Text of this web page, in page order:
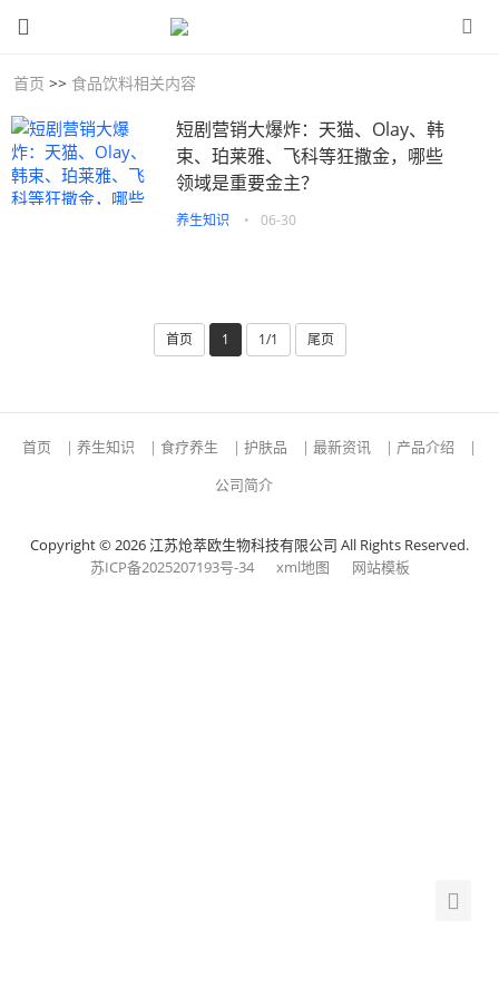
首页 >> 食品饮料相关内容
短剧营销大爆炸：天猫、Olay、韩
束、珀莱雅、飞科等狂撒金，哪些
领域是重要金主？
养生知识 • 06-30
首页 1 1/1 尾页
首页 | 养生知识 | 食疗养生 | 护肤品 | 最新资讯 | 产品介绍
|
公司简介
Copyright © 2026 江苏炝萃欧生物科技有限公司 All Rights Reserved.
苏ICP备2025207193号-34
xml地图 网站模板